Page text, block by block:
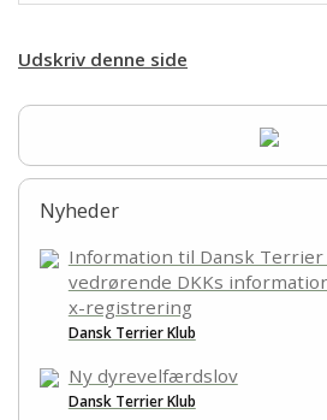
Udskriv denne side
Nyheder
Information til Dansk
vedrørende DKKs
x-registrering
Dansk Terrier Klub
Ny dyrevelfærdslov
Dansk Terrier Klub